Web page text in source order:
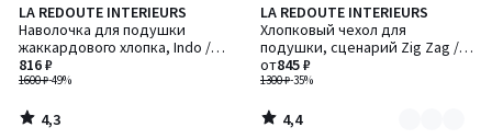
LA REDOUTE INTERIEURS
Наволочка для подушки
жаккардового хлопка, Indo /
Индо
1600 ₽-49%
816 ₽
4,3
/ 5
4,3
/
LA REDOUTE INTERIEURS
Хлопковый чехол для
подушки, сценарий Zig Zag /
Зиг Заг
1300 ₽-35%
от845 ₽
4,4
/ 5
Количество
цветов:
2
4,4
/